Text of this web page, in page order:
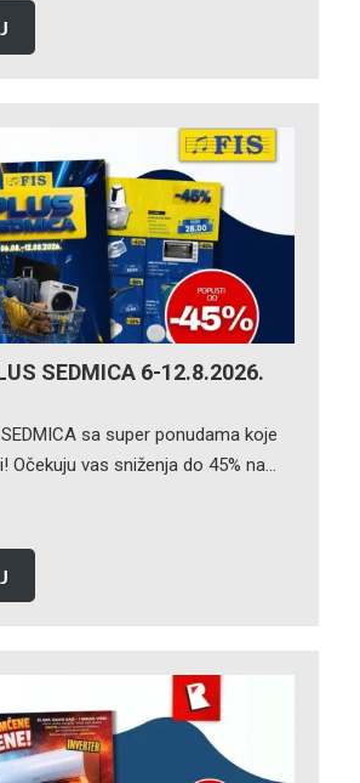
SEDMICA 6-12.8.2026.
sa super ponudama koje
Očekuju vas sniženja do 45% na…